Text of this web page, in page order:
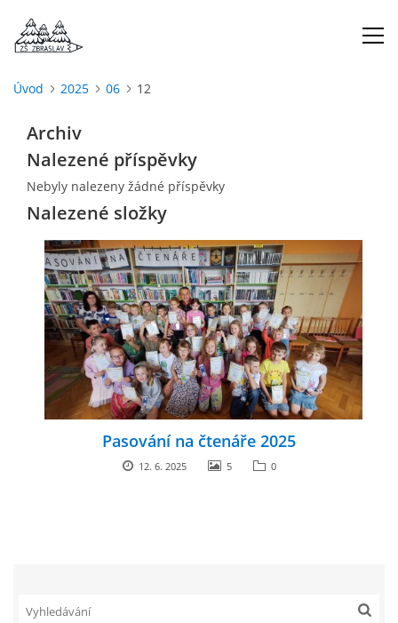
O NÁS
ŠKOLNÍ ROK
DOKUMENTY
ŠKOLSKÁ RADA
PROJEKTY
ENVIRONMENTÁLNÍ VÝCHOVA
Úvod 2025 06 12
Archiv
Nalezené příspěvky
Nebyly nalezeny žádné příspěvky
Nalezené složky
Pasování na čtenáře 2025
12. 6. 2025 5 0